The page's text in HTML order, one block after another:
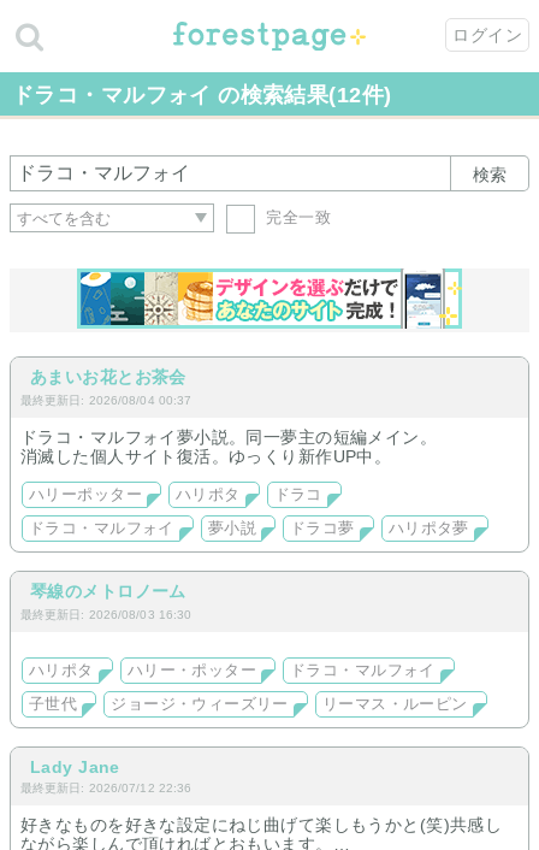
ログイン
ドラコ・マルフォイ の検索結果(12件)
検索
完全一致
あまいお花とお茶会
最終更新日: 2026/08/04 00:37
ドラコ・マルフォイ夢小説。同一夢主の短編メイン。
消滅した個人サイト復活。ゆっくり新作UP中。
ハリーポッター ハリポタ
ドラコ
ドラコ・マルフォイ
夢小説 ドラコ夢 ハリポタ夢
琴線のメトロノーム
最終更新日: 2026/08/03 16:30
ハリポタ ハリー・ポッター
ドラコ・マルフォイ
子世代
ジョージ・ウィーズリー リーマス・ルーピン
Lady Jane
最終更新日: 2026/07/12 22:36
好きなものを好きな設定にねじ曲げて楽しもうかと(笑)共感し
ながら楽しんで頂ければとおもいます。